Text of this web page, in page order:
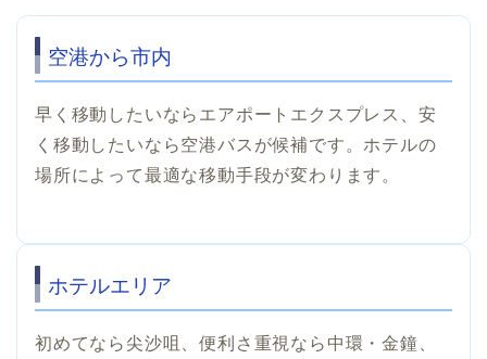
空港から市内
早く移動したいならエアポートエクスプレス、安
く移動したいなら空港バスが候補です。ホテルの
場所によって最適な移動手段が変わります。
ホテルエリア
初めてなら尖沙咀、便利さ重視なら中環・金鐘、